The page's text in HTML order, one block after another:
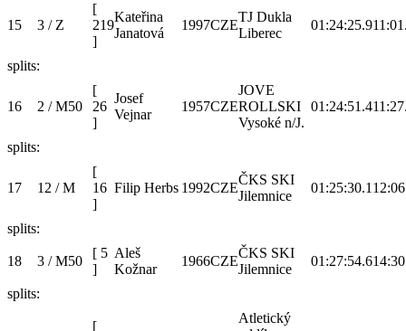
15 3 / Z
[
219
]
Kateřina
Janatová
1997CZE
TJ Dukla
Liberec
01:24:25.9
splits:
16 2 / M50
[
26
]
Josef
Vejnar
1957CZE
JOVE
ROLLSKI
Vysoké n/J.
01:24:51.4
splits:
17 12 / M
[
16
]
Filip Herbs 1992CZE
ČKS SKI
Jilemnice
01:25:30.1
splits:
18 3 / M50
[ 5
]
Aleš
Kožnar
1966CZE
ČKS SKI
Jilemnice
01:27:54.6
splits:
[
Atletický